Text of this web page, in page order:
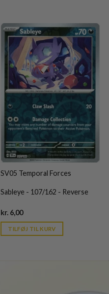
SV05 Temporal Forces
Sableye - 107/162 - Reverse
kr.6,00Current
is:
kr. 39,95.
TILFØJ TIL KURV